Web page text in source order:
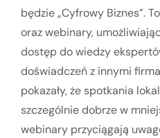
będzie „Cyfrowy Biznes”.
oraz webinary,
dostęp do wiedzy
doświadczeń z innymi
pokazały, że spotkania
szczególnie dobrze w
webinary przyciągają